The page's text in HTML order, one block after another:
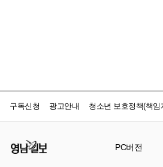
구독신청 광고안내 청소년 보호정책(책임
PC버전